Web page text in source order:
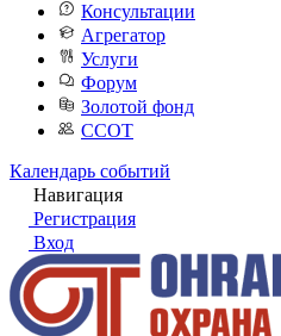
Консультации
Агрегатор
Услуги
Форум
Золотой фонд
ССОТ
Календарь событий
Навигация
Регистрация
Вход